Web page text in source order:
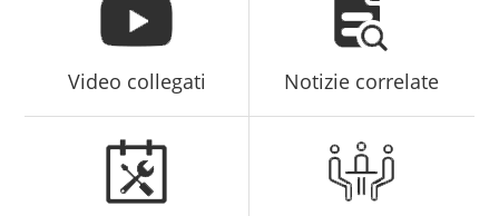
Video collegati Notizie correlate